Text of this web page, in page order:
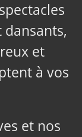
et
à vos
et nos